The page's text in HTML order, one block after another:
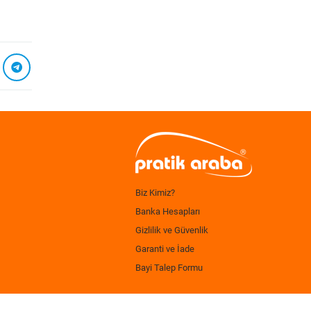
Biz Kimiz?
Banka Hesapları
Gizlilik ve Güvenlik
Garanti ve İade
Bayi Talep Formu